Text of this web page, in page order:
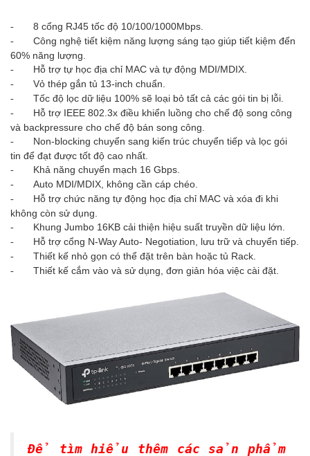
- 8 cổng RJ45 tốc độ 10/100/1000Mbps.
- Công nghệ tiết kiệm năng lượng sáng tạo giúp tiết kiệm đến
60% năng lượng.
- Hỗ trợ tự học địa chỉ MAC và tự động MDI/MDIX.
- Vỏ thép gắn tủ 13-inch chuẩn.
- Tốc độ lọc dữ liệu 100% sẽ loại bỏ tất cả các gói tin bị lỗi.
- Hỗ trợ IEEE 802.3x điều khiển luồng cho chế độ song công
và backpressure cho chế độ bán song công.
- Non-blocking chuyển sang kiến trúc chuyển tiếp và lọc gói
tin để đạt được tốt độ cao nhất.
- Khả năng chuyển mạch 16 Gbps.
- Auto MDI/MDIX, không cần cáp chéo.
- Hỗ trợ chức năng tự động học địa chỉ MAC và xóa đi khi
không còn sử dụng.
- Khung Jumbo 16KB cải thiện hiệu suất truyền dữ liệu lớn.
- Hỗ trợ cổng N-Way Auto- Negotiation, lưu trữ và chuyển tiếp.
- Thiết kế nhỏ gọn có thể đặt trên bàn hoặc tủ Rack.
- Thiết kế cắm vào và sử dụng, đơn giản hóa việc cài đặt.
Để tìm hiểu thêm các sản phẩm